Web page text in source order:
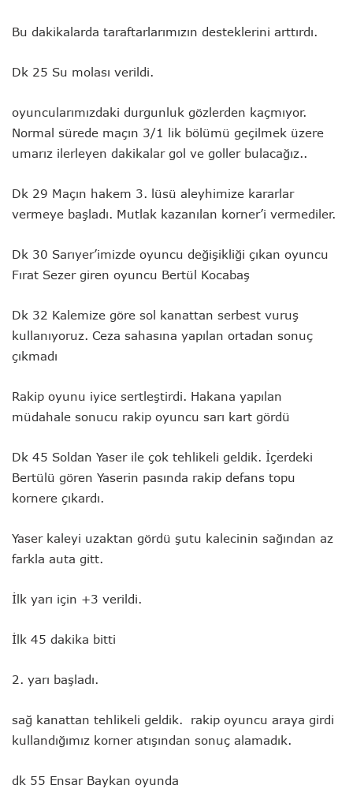
Bu dakikalarda taraftarlarımızın desteklerini arttırdı.
Dk 25 Su molası verildi.
oyuncularımızdaki durgunluk gözlerden kaçmıyor.
Normal sürede maçın 3/1 lik bölümü geçilmek üzere
umarız ilerleyen dakikalar gol ve goller bulacağız..
Dk 29 Maçın hakem 3. lüsü aleyhimize kararlar
vermeye başladı. Mutlak kazanılan korner’i vermediler.
Dk 30 Sarıyer’imizde oyuncu değişikliği çıkan oyuncu
Fırat Sezer giren oyuncu Bertül Kocabaş
Dk 32 Kalemize göre sol kanattan serbest vuruş
kullanıyoruz. Ceza sahasına yapılan ortadan sonuç
çıkmadı
Rakip oyunu iyice sertleştirdi. Hakana yapılan
müdahale sonucu rakip oyuncu sarı kart gördü
Dk 45 Soldan Yaser ile çok tehlikeli geldik. İçerdeki
Bertülü gören Yaserin pasında rakip defans topu
kornere çıkardı.
Yaser kaleyi uzaktan gördü şutu kalecinin sağından az
farkla auta gitt.
İlk yarı için +3 verildi.
İlk 45 dakika bitti
2. yarı başladı.
sağ kanattan tehlikeli geldik. rakip oyuncu araya girdi
kullandığımız korner atışından sonuç alamadık.
dk 55 Ensar Baykan oyunda